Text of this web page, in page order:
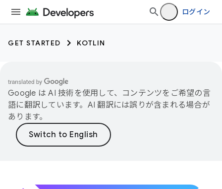
ログイン
GET STARTED KOTLIN
Google は AI 技術を使用して、コンテンツをご希望の言
語に翻訳しています。AI 翻訳には誤りが含まれる場合が
あります。